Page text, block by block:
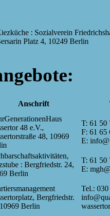
: Sozialverein
Platz 4, 10249 Berlin
Anschrift
48 e.V.,
48, 10969
T: 61 50
F: 61 65
E:
: Bergfriedstr. 24,
Berlin
T: 61 50
E:
Bergfriedstr.
Berlin
Tel.: